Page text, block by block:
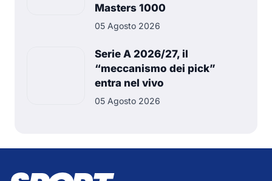
Masters 1000
05 Agosto 2026
Serie A 2026/27, il
“meccanismo dei pick”
entra nel vivo
05 Agosto 2026